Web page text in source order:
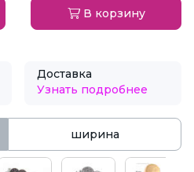
В корзину
Доставка
Узнать подробнее
ширина